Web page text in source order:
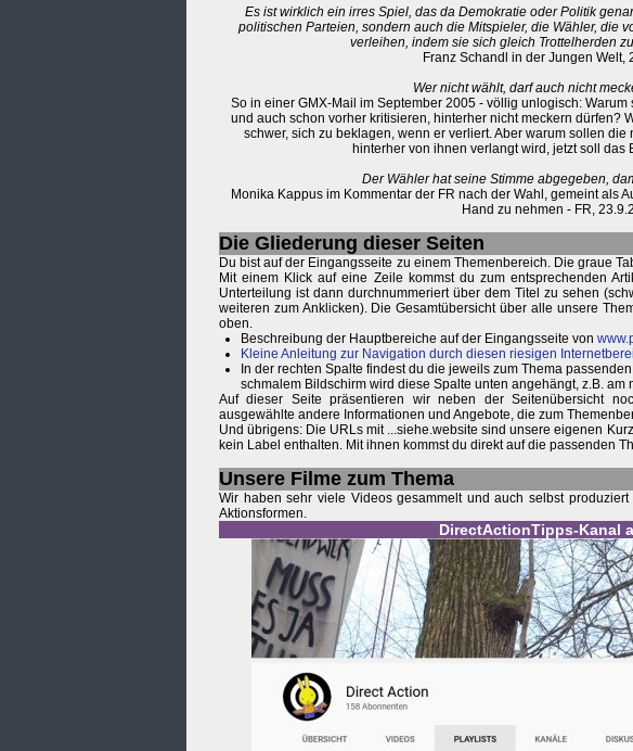
Es ist wirklich ein irres Spiel, das da Demokratie oder Politik
politischen Parteien, sondern auch die Mitspieler, die Wähler, die
verleihen, indem sie sich gleich Trottelherden
Franz Schandl in der Jungen Welt,
Wer nicht wählt, darf auch nicht
So in einer GMX-Mail im September 2005 - völlig unlogisch:
und auch schon vorher kritisieren, hinterher nicht meckern dürfen?
schwer, sich zu beklagen, wenn er verliert. Aber warum sollen
hinterher von ihnen verlangt wird, jetzt soll das
Der Wähler hat seine Stimme abgegeben,
Monika Kappus im Kommentar der FR nach der Wahl, gemeint als
Hand zu nehmen - FR,
Die Gliederung dieser Seiten
Du bist auf der Eingangsseite zu einem Themenbereich. Die graue
Mit einem Klick auf eine Zeile kommst du zum entsprechenden
Unterteilung ist dann durchnummeriert über dem Titel zu sehen
weiteren zum Anklicken). Die Gesamtübersicht über alle unsere
oben.
Beschreibung der Hauptbereiche auf der Eingangsseite von
Kleine Anleitung zur Navigation durch diesen riesigen
In der rechten Spalte findest du die jeweils zum Thema
schmalem Bildschirm wird diese Spalte unten angehängt, z.B.
Auf dieser Seite präsentieren wir neben der Seitenübersicht
ausgewählte andere Informationen und Angebote, die zum
Und übrigens: Die URLs mit ...siehe.website sind unsere eigenen
kein Label enthalten. Mit ihnen kommst du direkt auf die passenden
Unsere Filme zum Thema
Wir haben sehr viele Videos gesammelt und auch selbst
Aktionsformen.
DirectActionTipps-Kanal